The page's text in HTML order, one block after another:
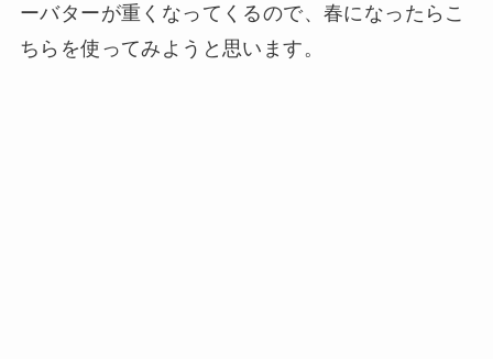
ーバターが重くなってくるので、春になったらこ
ちらを使ってみようと思います。